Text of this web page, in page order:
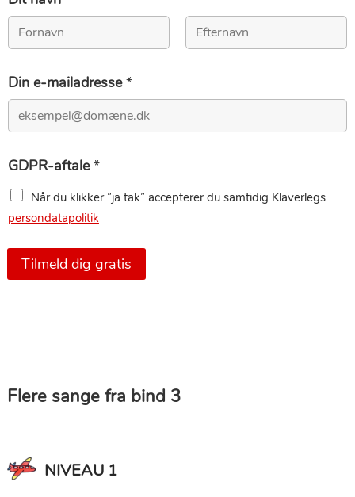
Din e-mailadresse*
GDPR-aftale*
Når du klikker ”ja tak” accepterer du samtidig Klaverlegs
persondatapolitik
Tilmeld dig gratis
Flere sange fra bind 3
NIVEAU 1